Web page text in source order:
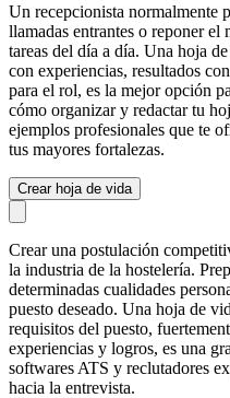
Un recepcionista normalmente
llamadas entrantes o reponer
tareas del día a día. Una hoja
con experiencias, resultados
para el rol, es la mejor opción
cómo organizar y redactar tu
ejemplos profesionales que te
tus mayores fortalezas.
Crear hoja de vida
Crear una postulación
la industria de la hostelería.
determinadas cualidades
puesto deseado. Una hoja de
requisitos del puesto,
experiencias y logros, es una
softwares ATS y reclutadores
hacia la entrevista.